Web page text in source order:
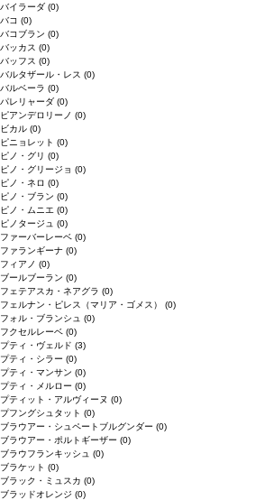
バイラーダ (0)
バコ (0)
バコブラン (0)
バッカス (0)
バッフス (0)
バルタザール・レス (0)
バルベーラ (0)
パレリャーダ (0)
ピアンデロリーノ (0)
ビカル (0)
ピニョレット (0)
ピノ・グリ (0)
ピノ・グリージョ (0)
ピノ・ネロ (0)
ピノ・ブラン (0)
ピノ・ムニエ (0)
ピノタージュ (0)
ファーバーレーベ (0)
ファランギーナ (0)
フィアノ (0)
ブールブーラン (0)
フェテアスカ・ネアグラ (0)
フェルナン・ピレス（マリア・ゴメス） (0)
フォル・ブランシュ (0)
フクセルレーベ (0)
プティ・ヴェルド (3)
プティ・シラー (0)
プティ・マンサン (0)
プティ・メルロー (0)
プティット・アルヴィーヌ (0)
プフングシュタット (0)
ブラウアー・シュペートブルグンダー (0)
ブラウアー・ポルトギーザー (0)
ブラウフランキッシュ (0)
ブラケット (0)
ブラック・ミュスカ (0)
ブラッドオレンジ (0)